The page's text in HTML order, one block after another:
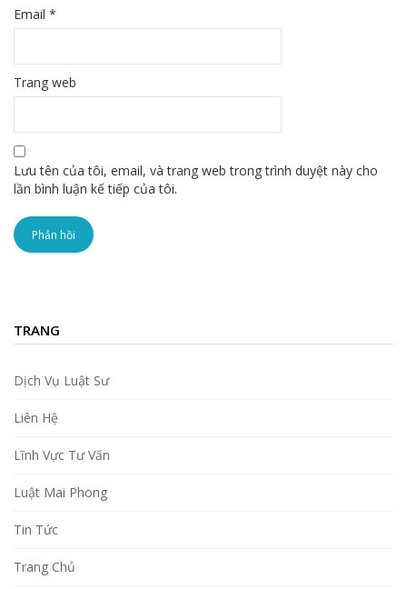
Email *
Trang web
Lưu tên của tôi, email, và trang web trong trình duyệt này cho
lần bình luận kế tiếp của tôi.
TRANG
Dịch Vụ Luật Sư
Liên Hệ
Lĩnh Vực Tư Vấn
Luật Mai Phong
Tin Tức
Trang Chủ